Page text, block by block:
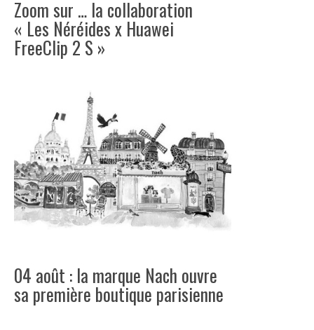
Zoom sur … la collaboration
« Les Néréides x Huawei
FreeClip 2 S »
04 août : la marque Nach ouvre
sa première boutique parisienne